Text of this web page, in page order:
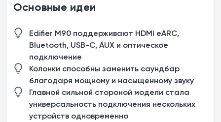
Основные идеи
Edifier M90 поддерживают HDMI eARC,
Bluetooth, USB-C, AUX и оптическое
подключение
Колонки способны заменить саундбар
благодаря мощному и насыщенному звуку
Главной сильной стороной модели стала
универсальность подключения нескольких
устройств одновременно